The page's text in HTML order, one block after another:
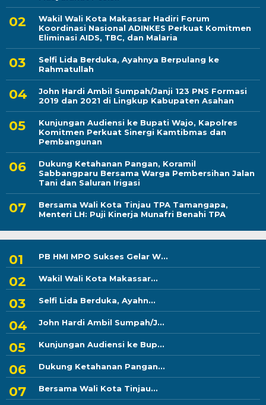
Wakil Wali Kota Makassar Hadiri Forum
Koordinasi Nasional ADINKES Perkuat Komitmen
Eliminasi AIDS, TBC, dan Malaria
Selfi Lida Berduka, Ayahnya Berpulang ke
Rahmatullah
John Hardi Ambil Sumpah/Janji 123 PNS Formasi
2019 dan 2021 di Lingkup Kabupaten Asahan
Kunjungan Audiensi ke Bupati Wajo, Kapolres
Komitmen Perkuat Sinergi Kamtibmas dan
Pembangunan
Dukung Ketahanan Pangan, Koramil
Sabbangparu Bersama Warga Pembersihan Jalan
Tani dan Saluran Irigasi
Bersama Wali Kota Tinjau TPA Tamangapa,
Menteri LH: Puji Kinerja Munafri Benahi TPA
PB HMI MPO Sukses Gelar W...
Wakil Wali Kota Makassar...
Selfi Lida Berduka, Ayahn...
John Hardi Ambil Sumpah/J...
Kunjungan Audiensi ke Bup...
Dukung Ketahanan Pangan...
Bersama Wali Kota Tinjau...